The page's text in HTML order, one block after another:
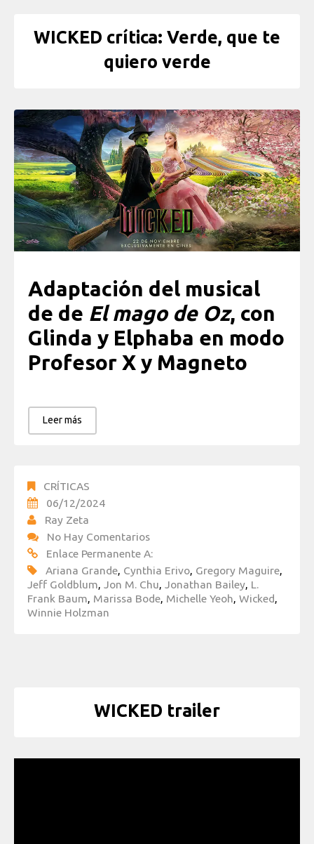
WICKED crítica: Verde, que te
quiero verde
Adaptación del musical
de de El mago de Oz, con
Glinda y Elphaba en modo
Profesor X y Magneto
Leer más
CRÍTICAS
06/12/2024
Ray Zeta
No Hay Comentarios
Enlace Permanente A:
Ariana Grande, Cynthia Erivo, Gregory Maguire,
Jeff Goldblum, Jon M. Chu, Jonathan Bailey, L.
Frank Baum, Marissa Bode, Michelle Yeoh, Wicked,
Winnie Holzman
WICKED trailer